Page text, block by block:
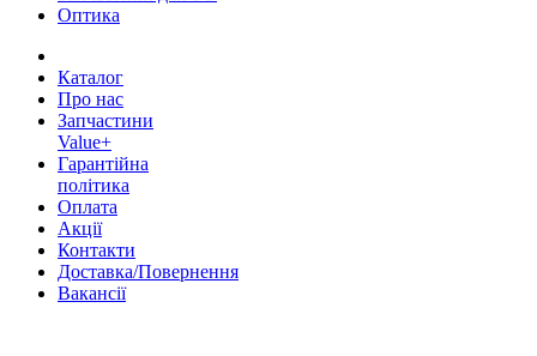
Оптика
Каталог
Про нас
Запчастини
Value+
Гарантійна
політика
Оплата
Акції
Контакти
Доставка/Повернення
Вакансії